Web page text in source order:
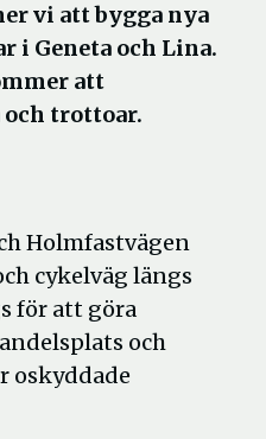
vi att bygga nya
i Geneta och Lina.
att
och trottoar.
Holmfastvägen
cykelväg längs
för att göra
och
oskyddade